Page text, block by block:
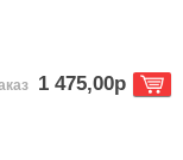
1 475,00р